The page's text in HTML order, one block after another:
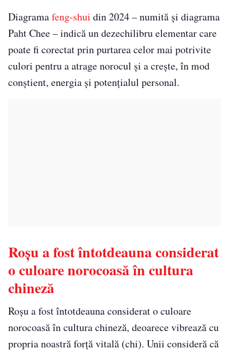
Diagramafeng-shui din 2024 – numită și diagrama
Paht Chee – indică un dezechilibru elementar care
poate fi corectat prin purtarea celor mai potrivite
culori pentru a atrage norocul și a crește, în mod
conștient, energia și potențialul personal.
Roșu a fost întotdeauna considerat
o culoare norocoasă în cultura
chineză
Roșu a fost întotdeauna considerat o culoare
norocoasă în cultura chineză, deoarece vibrează cu
propria noastră forță vitală (chi). Unii consideră că